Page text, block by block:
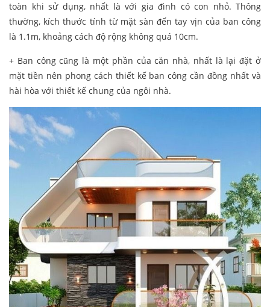
toàn khi sử dụng, nhất là với gia đình có con nhỏ. Thông
thường, kích thước tính từ mặt sàn đến tay vịn của ban công
là 1.1m, khoảng cách độ rộng không quá 10cm.
+ Ban công cũng là một phần của căn nhà, nhất là lại đặt ở
mặt tiền nên phong cách thiết kế ban công cần đồng nhất và
hài hòa với thiết kế chung của ngôi nhà.